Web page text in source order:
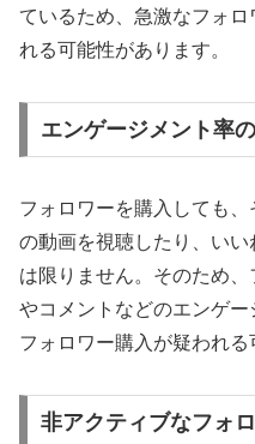
ているため、急激なフォ
れる可能性があります。
エンゲージメント率
フォロワーを購入しても
の動画を視聴したり、い
は限りません。そのため
やコメントなどのエンゲー
フォロワー購入が疑われる
非アクティブなフォ